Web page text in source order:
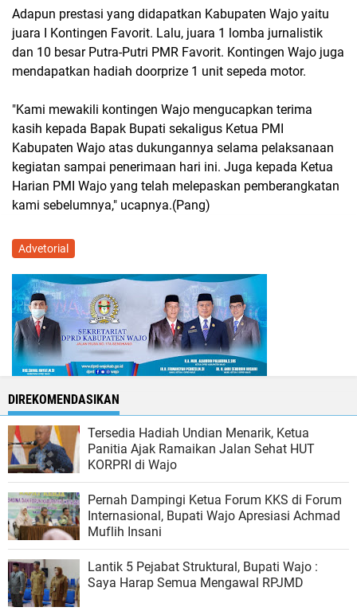
Adapun prestasi yang didapatkan Kabupaten Wajo yaitu
juara I Kontingen Favorit. Lalu, juara 1 lomba jurnalistik
dan 10 besar Putra-Putri PMR Favorit. Kontingen Wajo juga
mendapatkan hadiah doorprize 1 unit sepeda motor.
"Kami mewakili kontingen Wajo mengucapkan terima
kasih kepada Bapak Bupati sekaligus Ketua PMI
Kabupaten Wajo atas dukungannya selama pelaksanaan
kegiatan sampai penerimaan hari ini. Juga kepada Ketua
Harian PMI Wajo yang telah melepaskan pemberangkatan
kami sebelumnya," ucapnya.(Pang)
Advetorial
DIREKOMENDASIKAN
Tersedia Hadiah Undian Menarik, Ketua
Panitia Ajak Ramaikan Jalan Sehat HUT
KORPRI di Wajo
Pernah Dampingi Ketua Forum KKS di Forum
Internasional, Bupati Wajo Apresiasi Achmad
Muflih Insani
Lantik 5 Pejabat Struktural, Bupati Wajo :
Saya Harap Semua Mengawal RPJMD